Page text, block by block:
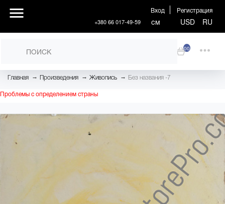
Вход Регистрация
+380 66 017-49-59 см USD RU
00
Главная → Произведения → Живопись → Без названия -7
Проблемы с определением страны